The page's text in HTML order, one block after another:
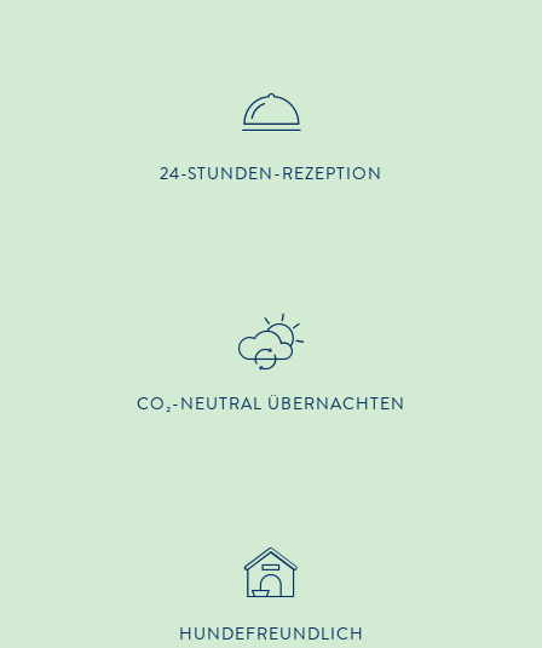
24-STUNDEN-REZEPTION
CO₂-NEUTRAL ÜBERNACHTEN
HUNDE­FREUNDLICH